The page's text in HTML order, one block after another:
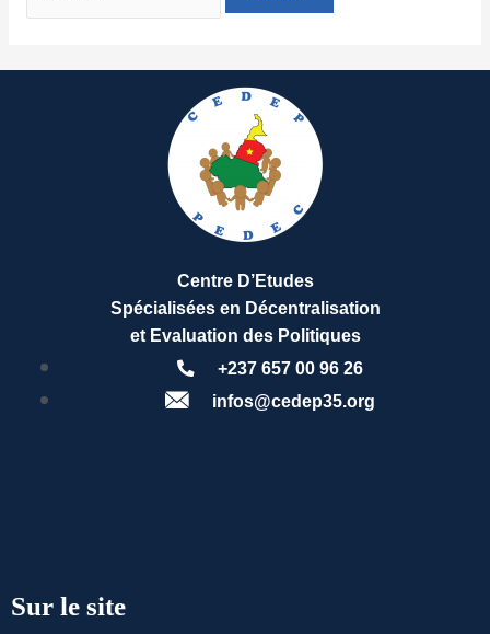
Centre D’Etudes
Spécialisées en Décentralisation
et Evaluation des Politiques
+237 657 00 96 26
infos@cedep35.org
Sur le site